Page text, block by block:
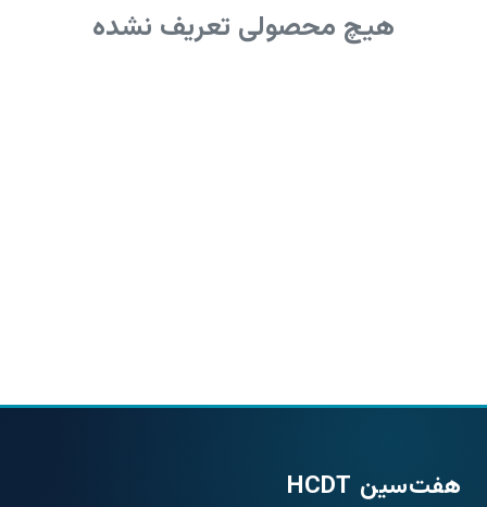
هیچ محصولی تعریف نشده
هفت‌سین HCDT